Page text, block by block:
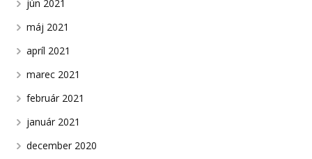
jún 2021
máj 2021
apríl 2021
marec 2021
február 2021
január 2021
december 2020